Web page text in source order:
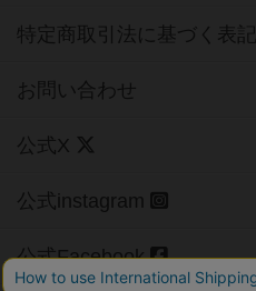
特定商取引法に基づく表記
お問い合わせ
公式X
公式instagram
公式Facebook